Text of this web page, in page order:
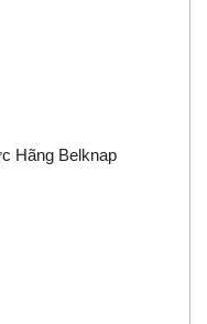
Hãng Belknap